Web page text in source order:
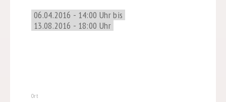
06.04.2016 - 14:00 Uhr bis
13.08.2016 - 18:00 Uhr
Ort